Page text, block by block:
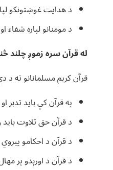
د هدایت غوښتونکو
د مومنانو لپاره
له قرآن سره زموږ چلند
قرآن کریم مسلمانانو ته
په قرآن کې باید تدبر او فکر وشي.
د قرآن حق تلاوت باید
د قرآن د احکامو پیروي
د قرآن د اورېدو پر